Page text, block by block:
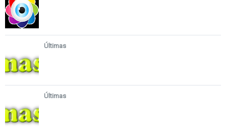
Últimas
Últimas